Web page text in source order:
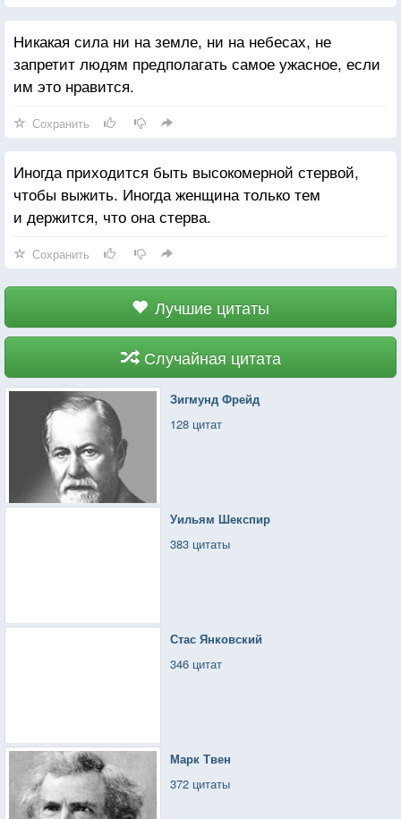
Никакая сила ни на земле, ни на небесах, не
запретит людям предполагать самое ужасное, если
им это нравится.
Сохранить
Иногда приходится быть высокомерной стервой,
чтобы выжить. Иногда женщина только тем
и держится, что она стерва.
Сохранить
Лучшие цитаты
Случайная цитата
Зигмунд Фрейд
128 цитат
Уильям Шекспир
383 цитаты
Стас Янковский
346 цитат
Марк Твен
372 цитаты